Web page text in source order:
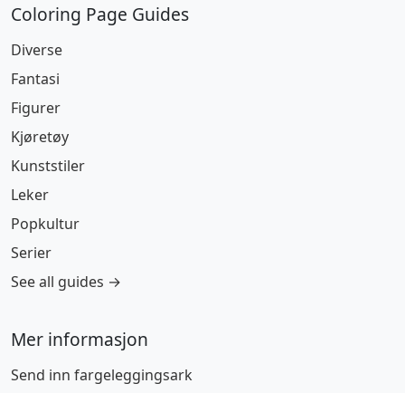
Coloring Page Guides
Diverse
Fantasi
Figurer
Kjøretøy
Kunststiler
Leker
Popkultur
Serier
See all guides →
Mer informasjon
Send inn fargeleggingsark